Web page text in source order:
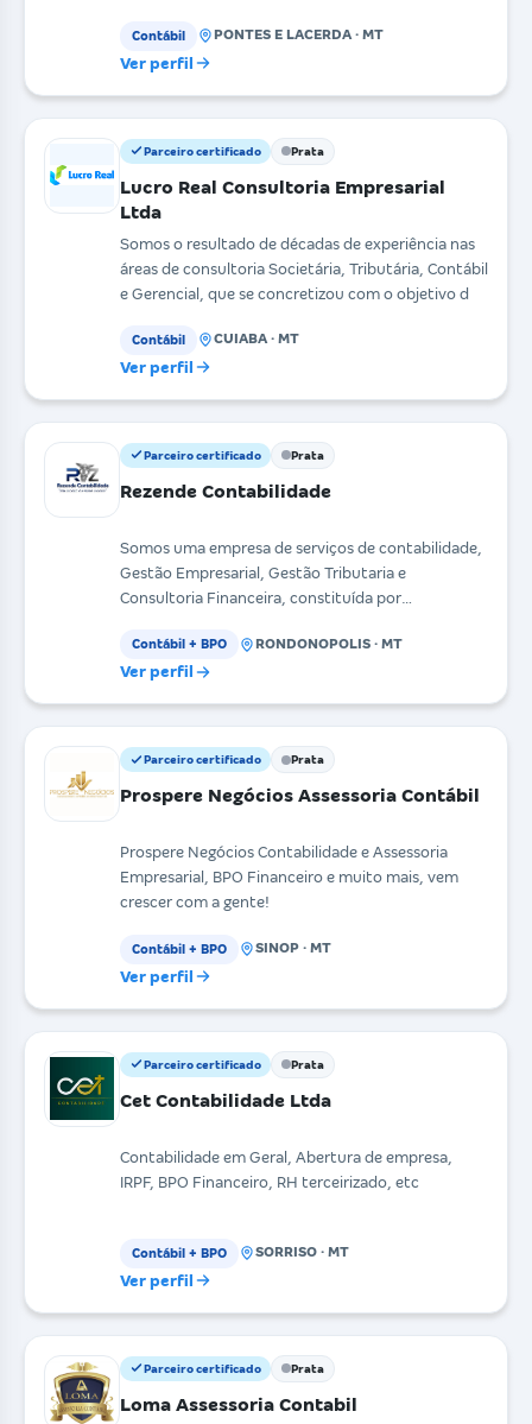
Contábil PONTES E LACERDA · MT
Ver perfil
Parceiro certificado Prata
Lucro Real Consultoria Empresarial
Ltda
Somos o resultado de décadas de experiência nas
áreas de consultoria Societária, Tributária, Contábil
e Gerencial, que se concretizou com o objetivo d
Contábil CUIABA · MT
Ver perfil
Parceiro certificado Prata
Rezende Contabilidade
Somos uma empresa de serviços de contabilidade,
Gestão Empresarial, Gestão Tributaria e
Consultoria Financeira, constituída por
Contábil + BPO RONDONOPOLIS · MT
Ver perfil
Parceiro certificado Prata
Prospere Negócios Assessoria Contábil
Prospere Negócios Contabilidade e Assessoria
Empresarial, BPO Financeiro e muito mais, vem
crescer com a gente!
Contábil + BPO SINOP · MT
Ver perfil
Parceiro certificado Prata
Cet Contabilidade Ltda
Contabilidade em Geral, Abertura de empresa,
IRPF, BPO Financeiro, RH terceirizado, etc
Contábil + BPO SORRISO · MT
Ver perfil
Parceiro certificado Prata
Loma Assessoria Contabil